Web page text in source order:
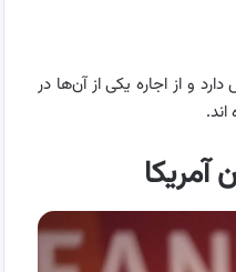
شهر فینیکس دارد و از اجاره یکی از آن‌ها در